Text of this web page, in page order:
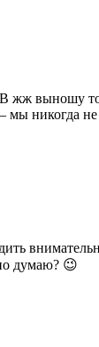
выношу
никогда
думаю? 😉